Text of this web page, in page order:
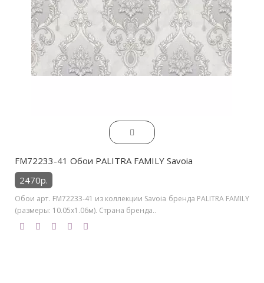
FM72233-41 Обои PALITRA FAMILY Savoia
2470р.
Обои арт. FM72233-41 из коллекции Savoia бренда PALITRA FAMILY
(размеры: 10.05х1.06м). Страна бренда..